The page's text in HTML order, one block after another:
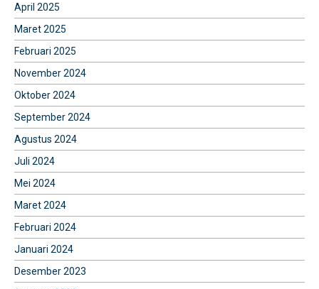
April 2025
Maret 2025
Februari 2025
November 2024
Oktober 2024
September 2024
Agustus 2024
Juli 2024
Mei 2024
Maret 2024
Februari 2024
Januari 2024
Desember 2023